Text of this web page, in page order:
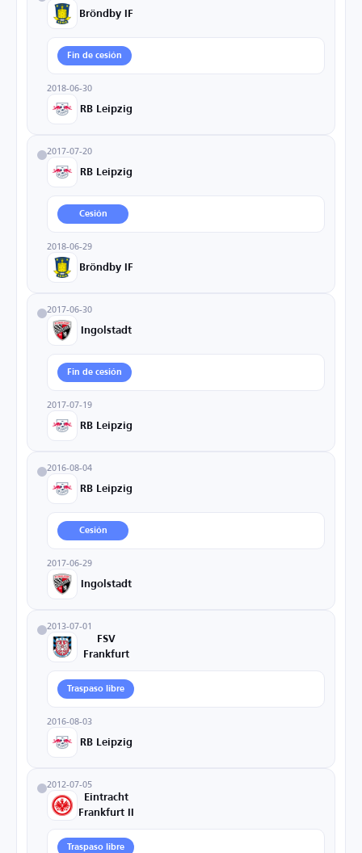
Bröndby IF
Fin de cesión
2018-06-30
RB Leipzig
2017-07-20
RB Leipzig
Cesión
2018-06-29
Bröndby IF
2017-06-30
Ingolstadt
Fin de cesión
2017-07-19
RB Leipzig
2016-08-04
RB Leipzig
Cesión
2017-06-29
Ingolstadt
2013-07-01
FSV
Frankfurt
Traspaso libre
2016-08-03
RB Leipzig
2012-07-05
Eintracht
Frankfurt II
Traspaso libre